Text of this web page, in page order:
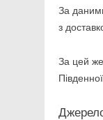
За
з
За цей